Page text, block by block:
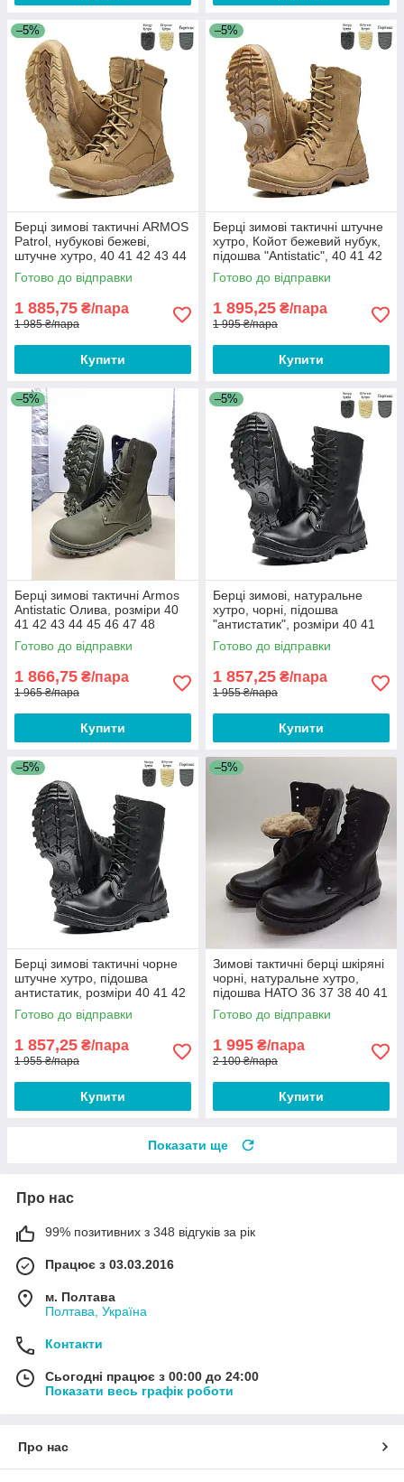
–5%
Берці зимові тактичні ARMOS
Patrol, нубукові бежеві,
штучне хутро, 40 41 42 43 44
45 46
Готово до відправки
1 885,75 ₴/пара
1 985 ₴/пара
Купити
–5%
Берці зимові тактичні штучне
хутро, Койот бежевий нубук,
підошва "Antistatic", 40 41 42
43 44 45 46
Готово до відправки
1 895,25 ₴/пара
1 995 ₴/пара
Купити
–5%
Берці зимові тактичні Armos
Antistatic Олива, розміри 40
41 42 43 44 45 46 47 48
Готово до відправки
1 866,75 ₴/пара
1 965 ₴/пара
Купити
–5%
Берці зимові, натуральне
хутро, чорні, підошва
"антистатик", розміри 40 41
42 43 44 45 46 47 48
Готово до відправки
1 857,25 ₴/пара
1 955 ₴/пара
Купити
–5%
Берці зимові тактичні чорне
штучне хутро, підошва
антистатик, розміри 40 41 42
43 44 45 46 47 48
Готово до відправки
1 857,25 ₴/пара
1 955 ₴/пара
Купити
–5%
Зимові тактичні берці шкіряні
чорні, натуральне хутро,
підошва НАТО 36 37 38 40 41
42 43 44 45 46 47
Готово до відправки
1 995 ₴/пара
2 100 ₴/пара
Купити
Показати ще
Про нас
99% позитивних з 348 відгуків за рік
Працює з 03.03.2016
м. Полтава
Полтава, Україна
Контакти
Сьогодні працює з 00:00 до 24:00
Показати весь графік роботи
Про нас